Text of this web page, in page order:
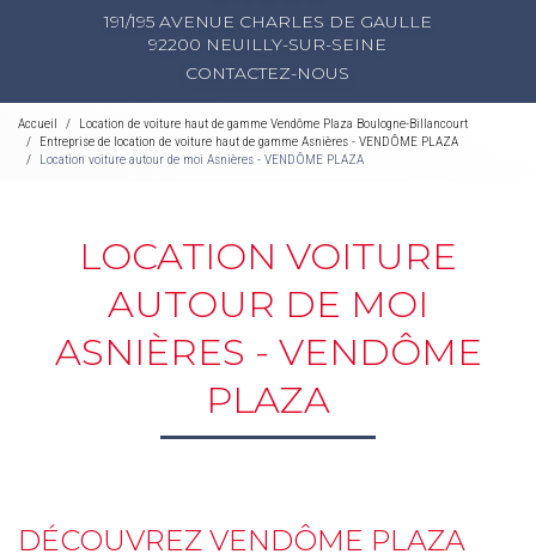
191/195 AVENUE CHARLES DE GAULLE
92200 NEUILLY-SUR-SEINE
CONTACTEZ-NOUS
Accueil
Location de voiture haut de gamme Vendôme Plaza Boulogne-Billancourt
Entreprise de location de voiture haut de gamme Asnières - VENDÔME PLAZA
Location voiture autour de moi Asnières - VENDÔME PLAZA
LOCATION VOITURE
AUTOUR DE MOI
ASNIÈRES - VENDÔME
PLAZA
DÉCOUVREZ VENDÔME PLAZA